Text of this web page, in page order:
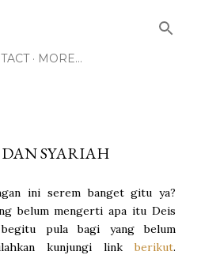
MORE…
SYARIAH
ini serem banget gitu ya?
belum mengerti apa itu Deis
pula bagi yang belum
kunjungi linkberikut.